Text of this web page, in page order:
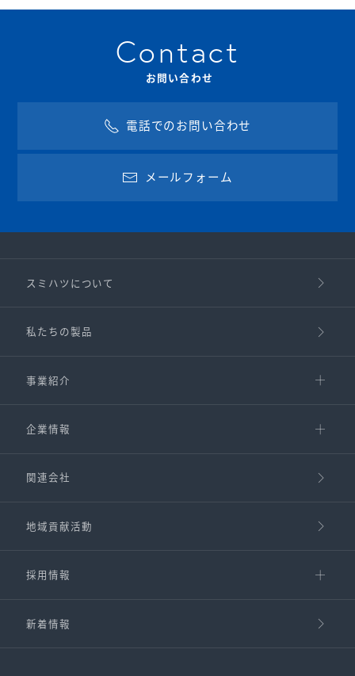
Contact
お問い合わせ
電話でのお問い合わせ
メールフォーム
スミハツについて
私たちの製品
事業紹介
企業情報
関連会社
地域貢献活動
採用情報
新着情報